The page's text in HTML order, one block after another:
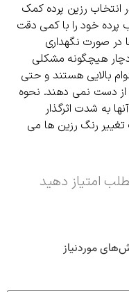
انتخاب رزین پرده کمک
پرده خود را با کمی دقت
در صورت نگهداری
دچار هیچگونه مشکلی
بالایی هستند و حتی
از دست نمی دهند. نحوه
به شدت اثرگذار
رنگ رزین ها می
امتیاز دهید
موردنیاز